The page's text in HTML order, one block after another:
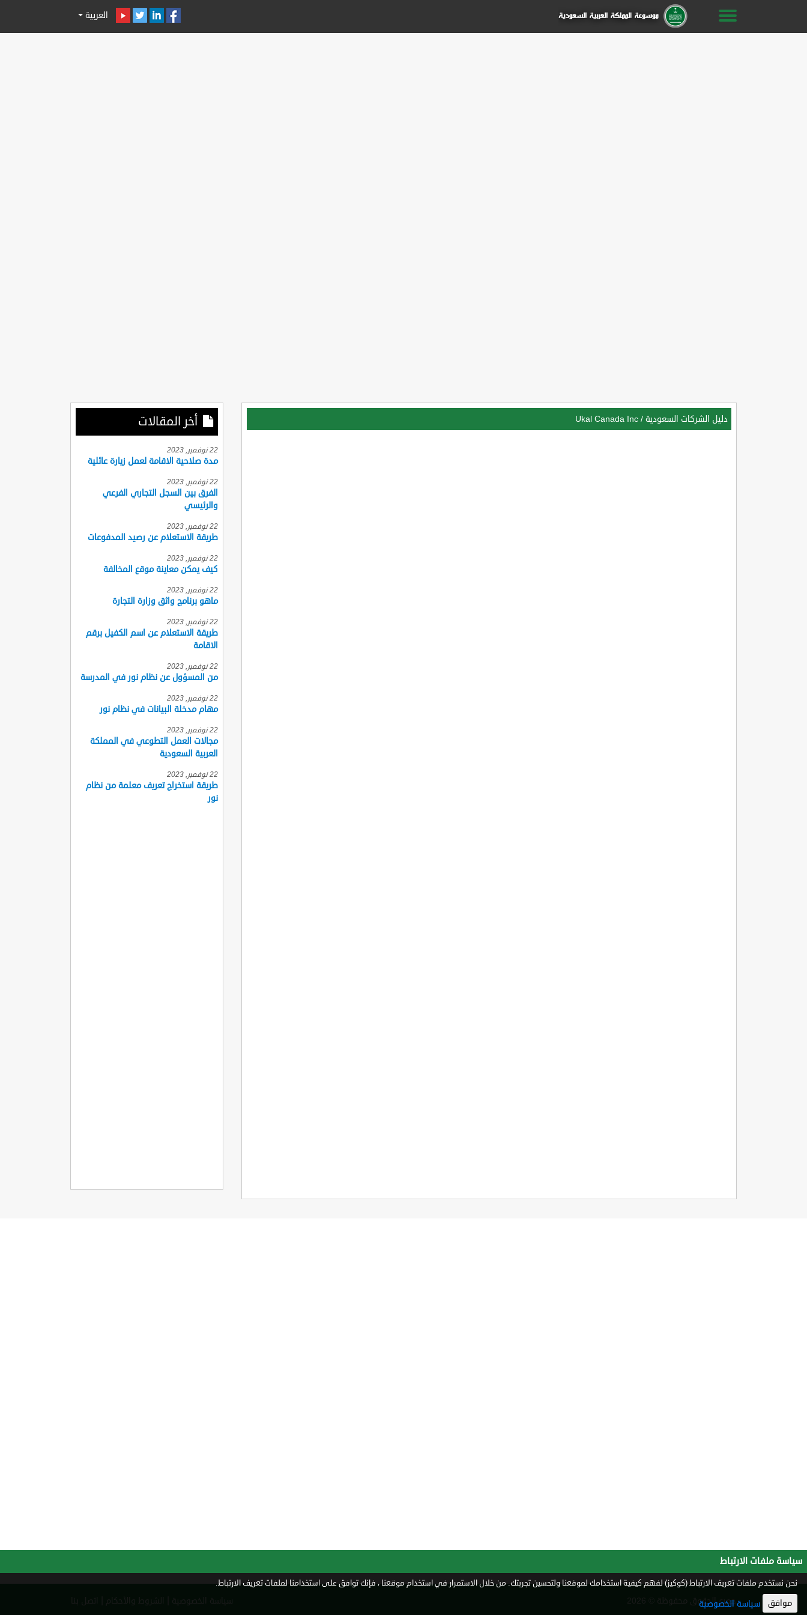
العربية
دليل الشركات السعودية /
Ukal Canada Inc أخر المقالات
22 نوفمبر, 2023
مدة صلاحية الاقامة لعمل زيارة عائلية
22 نوفمبر, 2023
الفرق بين السجل التجاري الفرعي
والرئيسي
22 نوفمبر, 2023
طريقة الاستعلام عن رصيد المدفوعات
22 نوفمبر, 2023
كيف يمكن معاينة موقع المخالفة
22 نوفمبر, 2023
ماهو برنامج واثق وزارة التجارة
22 نوفمبر, 2023
طريقة الاستعلام عن اسم الكفيل برقم
الاقامة
22 نوفمبر, 2023
من المسؤول عن نظام نور في المدرسة
22 نوفمبر, 2023
مهام مدخلة البيانات في نظام نور
22 نوفمبر, 2023
مجالات العمل التطوعي في المملكة
العربية السعودية
22 نوفمبر, 2023
طريقة استخراج تعريف معلمة من نظام
نور
جميع الحقوق محفوظة © 2026
سياسة ملفات الارتباط
نحن نستخدم ملفات تعريف الارتباط (كوكيز) لفهم كيفية استخدامك لموقعنا ولتحسين تجربتك. من خلال الاستمرار في استخدام موقعنا ، فإنك توافق على استخدامنا لملفات تعريف الارتباط.
موافق سياسة الخصوصية